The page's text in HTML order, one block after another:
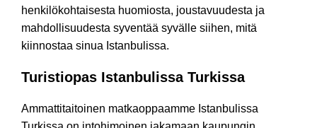
henkilökohtaisesta huomiosta, joustavuudesta ja
mahdollisuudesta syventää syvälle siihen, mitä
kiinnostaa sinua Istanbulissa.
Turistiopas Istanbulissa Turkissa
Ammattitaitoinen matkaoppaamme Istanbulissa